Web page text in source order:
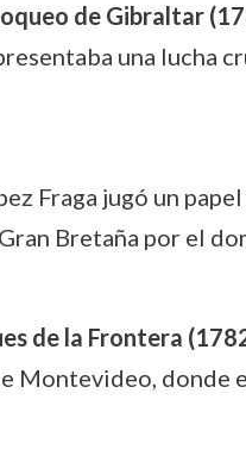
de Gibraltar
una lucha
Fraga jugó un
Bretaña por el
de la Frontera
Montevideo, donde